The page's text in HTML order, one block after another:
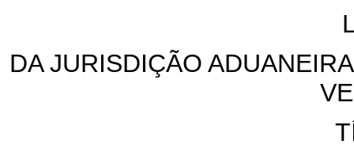
DA JURISDIÇÃO